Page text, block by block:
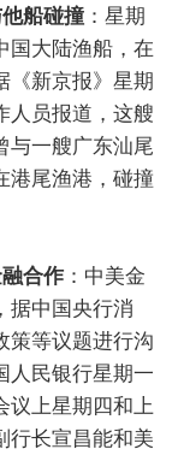
船碰撞 ：星期
国大陆渔船，在
《新京报》星期
人员报道，这艘
与一艘广东汕尾
港尾渔港，碰撞
合作 ：中美金
据中国央行消
策等议题进行沟
人民银行星期一
议上星期四和上
行长宣昌能和美